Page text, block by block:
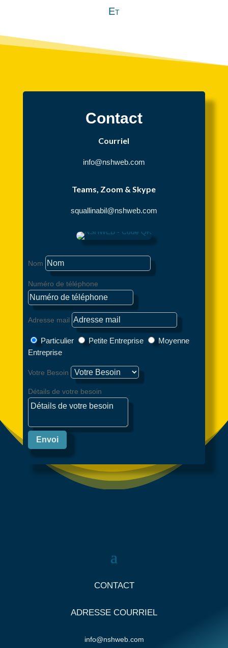
Et
Contact
Courriel
info@nshweb.com
Teams, Zoom & Skype
squallinabil@nshweb.com
Nom
Numéro de téléphone
Adresse mail
Particulier Petite Entreprise
Moyenne
Entreprise
Votre Besoin
Détails de votre besoin
Envoi
CONTACT
ADRESSE COURRIEL
info@nshweb.com